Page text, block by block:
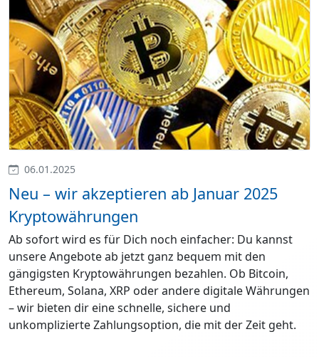
06.01.2025
Neu – wir akzeptieren ab Januar 2025
Kryptowährungen
Ab sofort wird es für Dich noch einfacher: Du kannst
unsere Angebote ab jetzt ganz bequem mit den
gängigsten Kryptowährungen bezahlen. Ob Bitcoin,
Ethereum, Solana, XRP oder andere digitale Währungen
– wir bieten dir eine schnelle, sichere und
unkomplizierte Zahlungsoption, die mit der Zeit geht.